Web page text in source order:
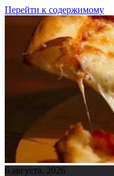
Перейти к содержимому
6 августа, 2026